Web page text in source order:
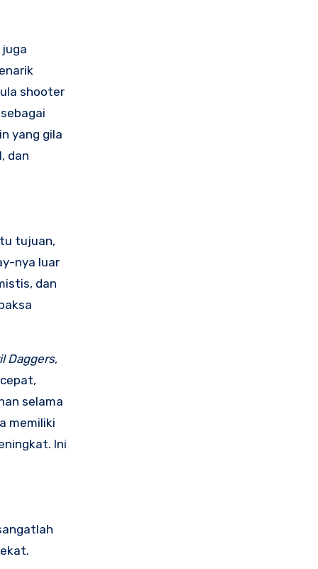
shooter
yang gila
dan
tujuan,
nya luar
dan
Daggers,
selama
memiliki
Ini